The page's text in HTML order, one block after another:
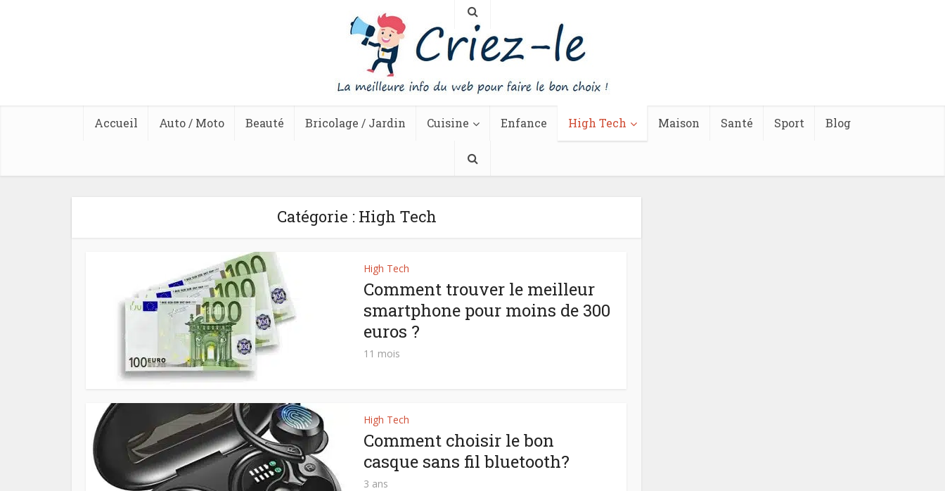
Accueil Auto / Moto Beauté Bricolage / Jardin Cuisine Enfance High Tech Maison Santé Sport Blog
Catégorie : High Tech
High Tech
Comment trouver le meilleur
smartphone pour moins de 300
euros ?
11 mois
High Tech
Comment choisir le bon
casque sans fil bluetooth?
3 ans